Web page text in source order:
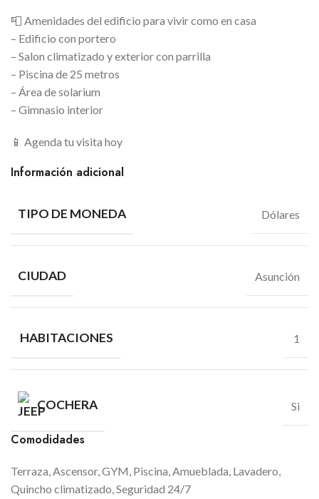
📮 Amenidades del edificio para vivir como en casa
– Edificio con portero
– Salon climatizado y exterior con parrilla
– Piscina de 25 metros
– ⁠Área de solarium
– Gimnasio interior
📱 Agenda tu visita hoy
Información adicional
TIPO DE MONEDA Dólares
CIUDAD Asunción
HABITACIONES 1
COCHERA Si
Comodidades
Terraza, Ascensor, GYM, Piscina, Amueblada, Lavadero,
Quincho climatizado, Seguridad 24/7